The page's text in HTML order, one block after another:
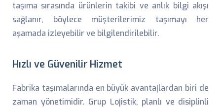
taşıma sırasında ürünlerin takibi ve anlık bilgi akışı
sağlanır, böylece müşterilerimiz taşımayı her
aşamada izleyebilir ve bilgilendirilebilir.
Hızlı ve Güvenilir Hizmet
Fabrika taşımalarında en büyük avantajlardan biri de
zaman yönetimidir. Grup Lojistik, planlı ve disiplinli